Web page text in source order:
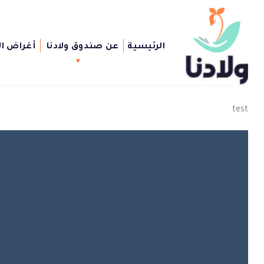
content
الرئيسية
عن صندوق ولادنا أغراض
test